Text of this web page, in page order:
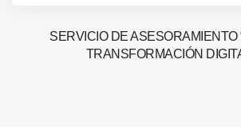
SERVICIO DE ASESORAMIENTO
TRANSFORMACIÓN